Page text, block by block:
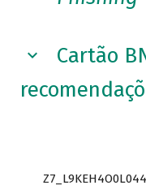
Cartão